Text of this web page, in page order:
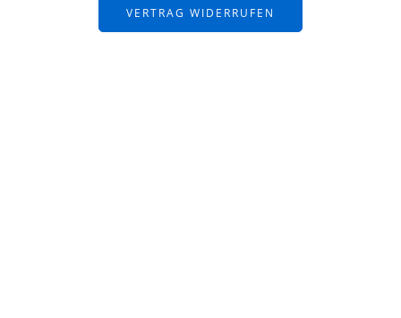
VERTRAG WIDERRUFEN